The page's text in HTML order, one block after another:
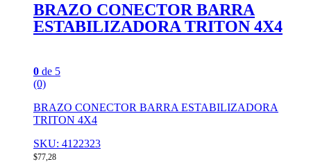
BRAZO CONECTOR BARRA
ESTABILIZADORA TRITON 4X4
0 de 5
(0)
BRAZO CONECTOR BARRA ESTABILIZADORA
TRITON 4X4
SKU: 4122323
$77,28